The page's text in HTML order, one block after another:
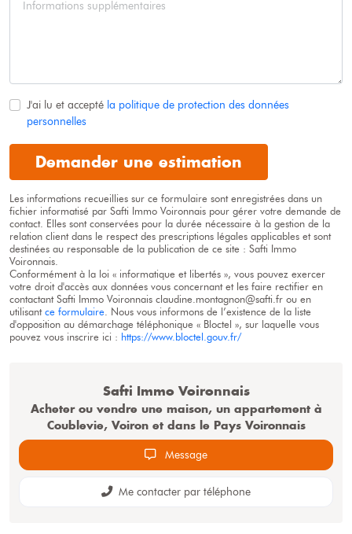
J'ai lu et accepté la politique de protection des données
personnelles
Demander une estimation
Les informations recueillies sur ce formulaire sont enregistrées dans un
fichier informatisé par Safti Immo Voironnais pour gérer votre demande de
contact. Elles sont conservées pour la durée nécessaire à la gestion de la
relation client dans le respect des prescriptions légales applicables et sont
destinées au responsable de la publication de ce site : Safti Immo
Voironnais
Conformément à la loi « informatique et libertés », vous pouvez exercer
votre droit d'accès aux données vous concernant et les faire rectifier en
contactant Safti Immo Voironnais claudine.montagnon@safti.fr ou en
utilisant ce formulaire . Nous vous informons de l’existence de la liste
d'opposition au démarchage téléphonique « Bloctel », sur laquelle vous
pouvez vous inscrire ici : https://www.bloctel.gouv.fr/
Safti Immo Voironnais
Acheter ou vendre une maison, un appartement à
Coublevie, Voiron et dans le Pays Voironnais
Message
Me contacter par téléphone